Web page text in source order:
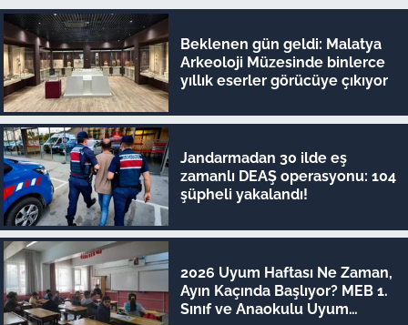
Beklenen gün geldi: Malatya
Arkeoloji Müzesinde binlerce
yıllık eserler görücüye çıkıyor
Jandarmadan 30 ilde eş
zamanlı DEAŞ operasyonu: 104
şüpheli yakalandı!
2026 Uyum Haftası Ne Zaman,
Ayın Kaçında Başlıyor? MEB 1.
Sınıf ve Anaokulu Uyum